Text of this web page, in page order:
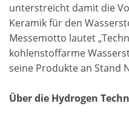
unterstreicht damit die
Keramik für den
Messemotto lautet
kohlenstoffarme
seine Produkte an Stand
Über die Hydrogen